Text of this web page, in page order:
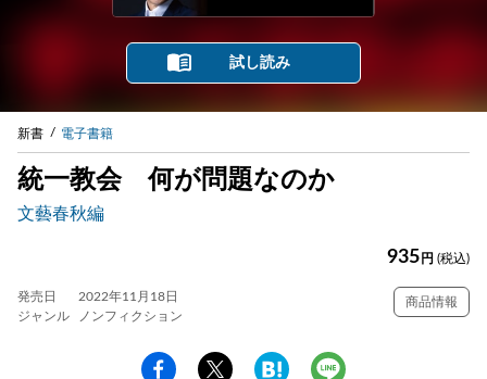
試し読み
新書 電子書籍
統一教会 何が問題なのか
文藝春秋編
935 円 (税込)
発売日
2022年11月18日
ジャンル
ノンフィクション
商品情報